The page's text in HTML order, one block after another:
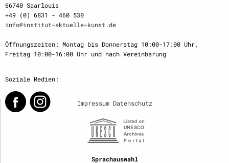
66740 Saarlouis
+49 (0) 6831 - 460 530
info@institut-aktuelle-kunst.de
Öffnungszeiten: Montag bis Donnerstag 10:00-17:00 Uhr,
Freitag 10:00-16:00 Uhr und nach Vereinbarung
Soziale Medien:
Impressum Datenschutz
Sprachauswahl